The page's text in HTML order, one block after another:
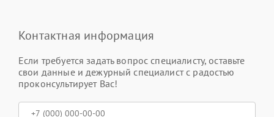
Контактная информация
Если требуется задать вопрос специалисту, оставьте
свои данные и дежурный специалист с радостью
проконсультирует Вас!